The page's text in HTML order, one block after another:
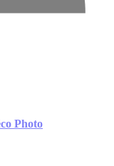
Photo